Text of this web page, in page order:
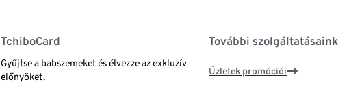
TchiboCard
Gyűjtse a babszemeket és élvezze az exkluzív
előnyöket.
További szolgáltatásaink
Üzletek promóciói